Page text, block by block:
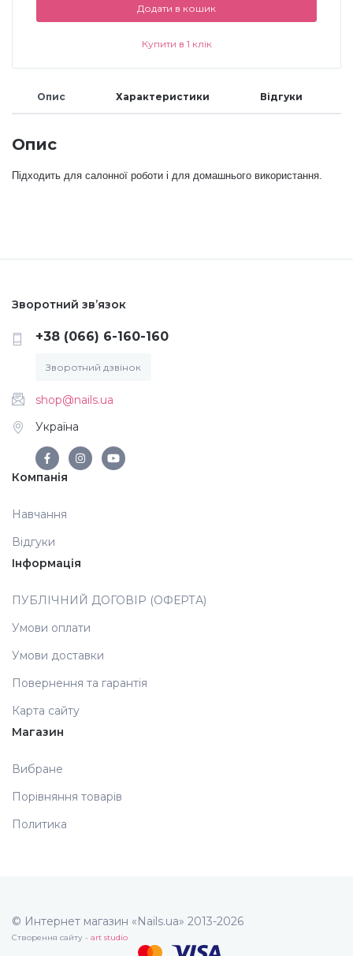
Фарби для розпису
Додати в кошик
Купити в 1 клік
Опис Характеристики Відгуки
Опис
Підходить для салонної роботи і для домашнього використання.
Зворотний зв’язок
+38 (066) 6-160-160
Зворотний дзвінок
shop@nails.ua
Україна
Компанія
Навчання
Відгуки
Інформація
ПУБЛІЧНИЙ ДОГОВІР (ОФЕРТА)
Умови оплати
Умови доставки
Повернення та гарантія
Карта сайту
Магазин
Вибране
Порівняння товарів
Политика
© Интернет магазин «Nails.ua» 2013-2026
Створення сайту - art studio